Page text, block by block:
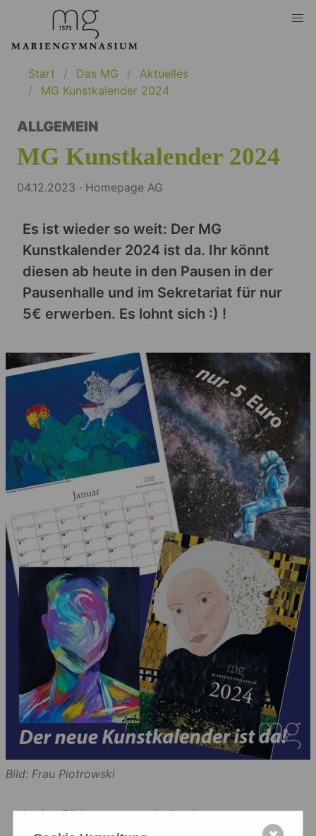
Start Das MG
Aktuelles
MG Kunstkalender 2024
ALLGEMEIN
MG Kunstkalender 2024
04.12.2023 · Homepage AG
Es ist wieder so weit: Der MG
Kunstkalender 2024 ist da. Ihr könnt
diesen ab heute in den Pausen in der
Pausenhalle und im Sekretariat für nur
5€ erwerben. Es lohnt sich :) !
Bild: Frau Piotrowski
In den Bildern unten seht ihr den ersten
Kalenderverkauf.